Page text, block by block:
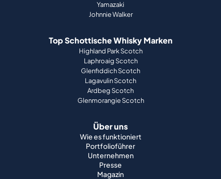
Yamazaki
Johnnie Walker
Top Schottische Whisky Marken
Highland Park Scotch
Laphroaig Scotch
Glenfiddich Scotch
Lagavulin Scotch
Ardbeg Scotch
Glenmorangie Scotch
Über uns
Wie es funktioniert
Portfolioführer
Unternehmen
Presse
Magazin